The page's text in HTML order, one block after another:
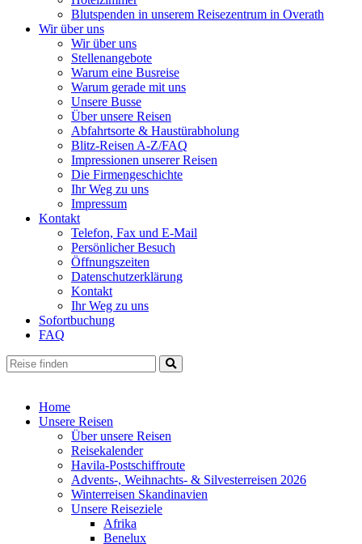
Blutspenden in unserem Reisezentrum in Overath
Wir über uns
Wir über uns
Stellenangebote
Warum eine Busreise
Warum gerade mit uns
Unsere Busse
Über unsere Reisen
Abfahrtsorte & Haustürabholung
Blitz-Reisen A-Z/FAQ
Impressionen unserer Reisen
Die Firmengeschichte
Ihr Weg zu uns
Impressum
Kontakt
Telefon, Fax und E-Mail
Persönlicher Besuch
Öffnungszeiten
Datenschutzerklärung
Kontakt
Ihr Weg zu uns
Sofortbuchung
FAQ
Home
Unsere Reisen
Über unsere Reisen
Reisekalender
Havila-Postschiffroute
Advents-, Weihnachts- & Silvesterreisen 2026
Winterreisen Skandinavien
Unsere Reiseziele
Afrika
Benelux